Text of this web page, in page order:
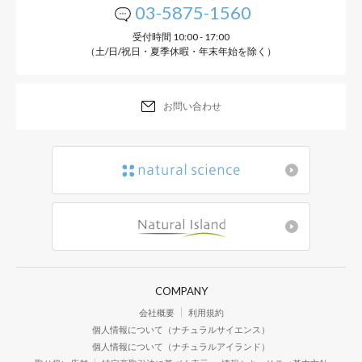
つわりの時期でも使
03-5875-1560
受付時間 10:00 - 17:00
（土/日/祝日・夏季休暇・年末年始を除く）
お問い合わせ
COMPANY
会社概要
利用規約
個人情報について（ナチュラルサイエンス）
個人情報について（ナチュラルアイランド）